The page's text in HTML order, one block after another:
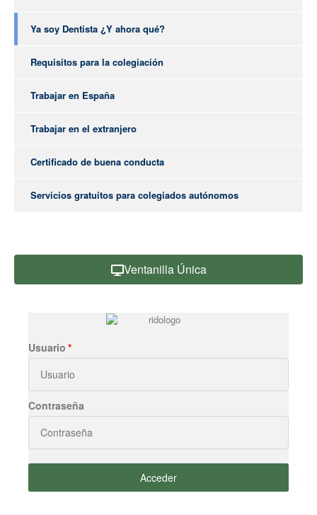
Ya soy Dentista ¿Y ahora qué?
Requisitos para la colegiación
Trabajar en España
Trabajar en el extranjero
Certificado de buena conducta
Servicios gratuitos para colegiados autónomos
Ventanilla Única
Usuario
Contraseña
Acceder